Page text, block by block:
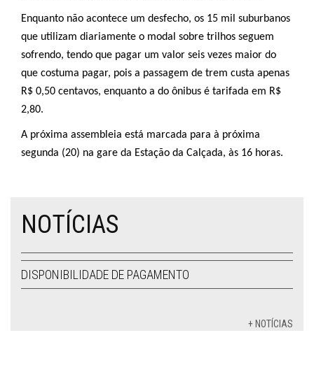
Enquanto não acontece um desfecho, os 15 mil suburbanos
que utilizam diariamente o modal sobre trilhos seguem
sofrendo, tendo que pagar um valor seis vezes maior do
que costuma pagar, pois a passagem de trem custa apenas
R$ 0,50 centavos, enquanto a do ônibus é tarifada em R$
2,80.
A próxima assembleia está marcada para à próxima
segunda (20) na gare da Estação da Calçada, às 16 horas.
NOTÍCIAS
DISPONIBILIDADE DE PAGAMENTO
+ NOTÍCIAS